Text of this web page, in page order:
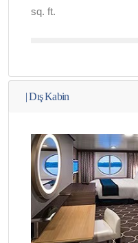
sq. ft.
|Dış Kabin